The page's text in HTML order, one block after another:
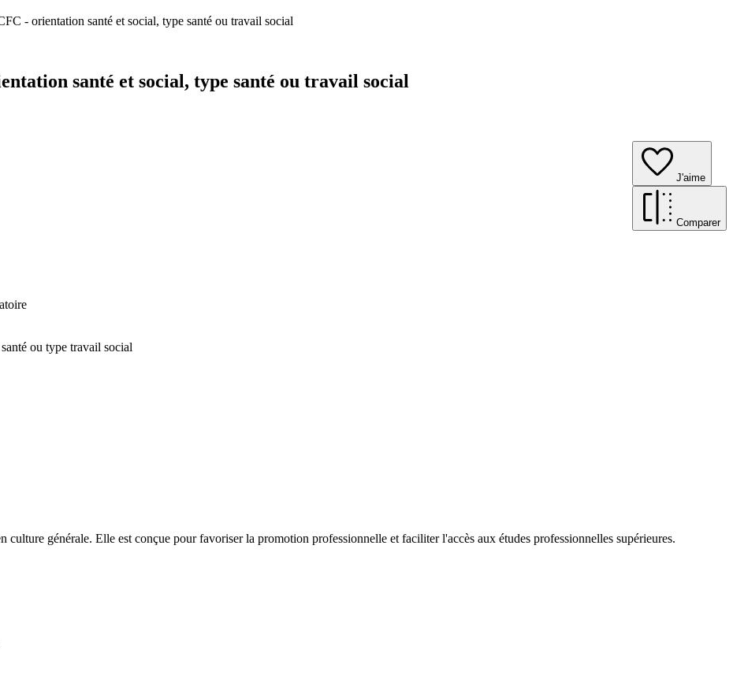
- orientation santé et social, type santé ou travail social
santé et social, type santé ou travail social
J'aime
Comparer
ou type travail social
culture générale. Elle est conçue pour favoriser la promotion professionnelle et faciliter l'accès aux études professionnelles supérieures.